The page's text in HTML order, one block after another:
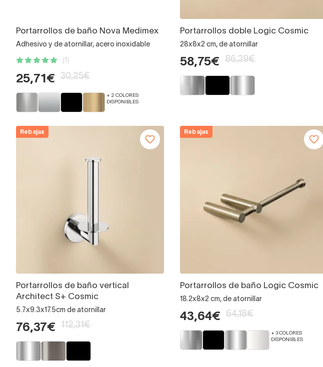
Portarrollos de baño Nova Medimex
Adhesivo y de atornillar, acero inoxidable
(1)
25,71€ 30,25€
+ 2 COLORES
DISPONIBLES
Portarrollos doble Logic Cosmic
28x8x2 cm, de atornillar
58,75€ 86,39€
Rebajas
Portarrollos de baño vertical
Architect S+ Cosmic
5.7x9.3x17.5cm de atornillar
76,37€ 112,31€
Rebajas
Portarrollos de baño Logic Cosmic
18.2x8x2 cm, de atornillar
43,64€ 64,18€
+ 3 COLORES
DISPONIBLES